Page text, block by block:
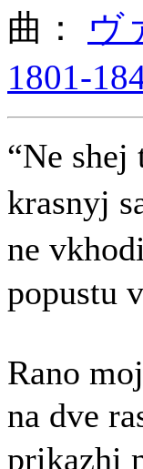
曲： ヴ
1801-
“Ne shej
krasnyj
ne
popustu
Rano
na dve
prikazhi